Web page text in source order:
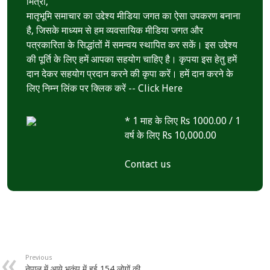
मातृभूमि समाचार का उद्देश्य मीडिया जगत का ऐसा उपकरण बनाना
है, जिसके माध्यम से हम व्यवसायिक मीडिया जगत और
पत्रकारिता के सिद्धांतों में समन्वय स्थापित कर सकें। इस उद्देश्य
की पूर्ति के लिए हमें आपका सहयोग चाहिए है। कृपया इस हेतु हमें
दान देकर सहयोग प्रदान करने की कृपा करें। हमें दान करने के
लिए निम्न लिंक पर क्लिक करें --Click Here
* 1 माह के लिए Rs 1000.00 / 1
वर्ष के लिए Rs 10,000.00
Contact us
Previous